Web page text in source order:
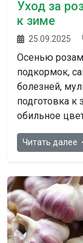
Уход за
к зиме
25.09.2025
Осенью
подкормок,
болезней,
подготовка к
обильное
Читать далее